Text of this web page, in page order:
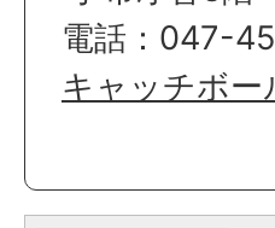
電話：047-
キャッチボー